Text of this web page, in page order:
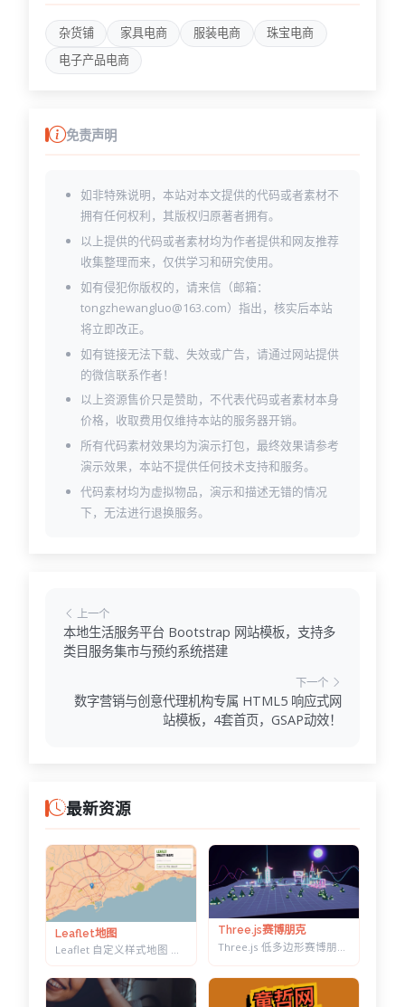
杂货铺 家具电商 服装电商
珠宝电商
电子产品电商
免责声明
如非特殊说明，本站对本文提供的代码或者素材不
拥有任何权利，其版权归原著者拥有。
以上提供的代码或者素材均为作者提供和网友推荐
收集整理而来，仅供学习和研究使用。
如有侵犯你版权的，请来信（邮箱：
tongzhewangluo@163.com）指出，核实后本站
将立即改正。
如有链接无法下载、失效或广告，请通过网站提供
的微信联系作者！
以上资源售价只是赞助，不代表代码或者素材本身
价格，收取费用仅维持本站的服务器开销。
所有代码素材效果均为演示打包，最终效果请参考
演示效果，本站不提供任何技术支持和服务。
代码素材均为虚拟物品，演示和描述无错的情况
下，无法进行退换服务。
上一个
本地生活服务平台 Bootstrap 网站模板，支持多
类目服务集市与预约系统搭建
下一个
数字营销与创意代理机构专属 HTML5 响应式网
站模板，4套首页，GSAP动效！
最新资源
Leaflet地图
Leaflet 自定义样式地图 — 十几套配色一键切换，带自动降级容错
Three.js赛博朋克